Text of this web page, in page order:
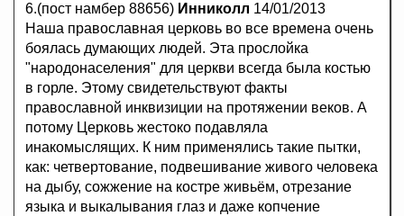
6.(пост намбер 88656) Инниколл 14/01/2013
Наша православная церковь во все времена очень
боялась думающих людей. Эта прослойка
"народонаселения" для церкви всегда была костью
в горле. Этому свидетельствуют факты
православной инквизиции на протяжении веков. А
потому Церковь жестоко подавляла
инакомыслящих. К ним применялись такие пытки,
как: четвертование, подвешивание живого человека
на дыбу, сожжение на костре живьём, отрезание
языка и выкалывания глаз и даже копчение